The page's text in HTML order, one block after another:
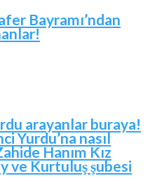
Bayramı’ndan
arayanlar buraya!
Yurdu’na nasıl
Hanım Kız
ve Kurtuluş şubesi